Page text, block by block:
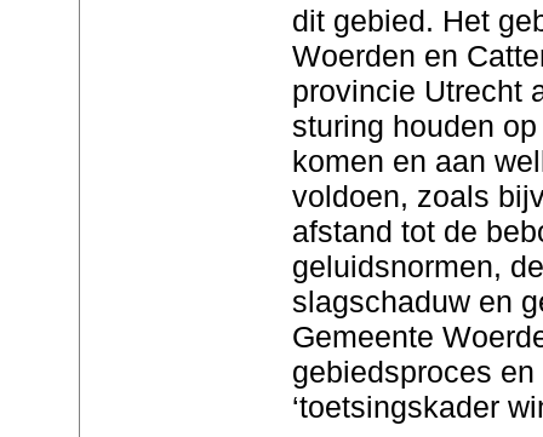
dit gebied. Het
Woerden en
provincie Utrecht
sturing houden
komen en aan
voldoen, zoals
afstand tot de
geluidsnormen,
slagschaduw en
Gemeente
gebiedsproces
‘toetsingskader